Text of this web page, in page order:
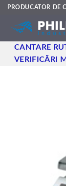
Skip
content
PRODUCATOR DE
CANTARE
VERIFICĂRI